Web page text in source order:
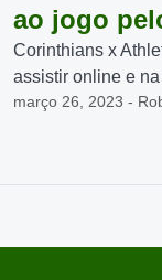
ao jogo
Corinthians x
assistir online e
março 26, 2023 -